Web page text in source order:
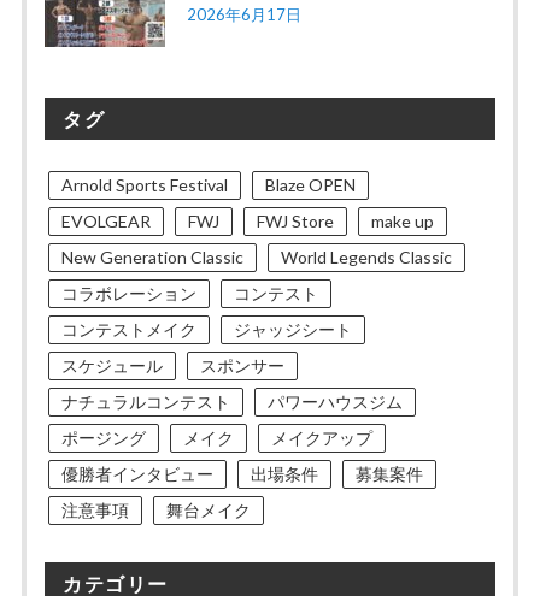
2026年6月17日
タグ
Arnold Sports Festival
Blaze OPEN
EVOLGEAR
FWJ FWJ Store
make up
New Generation Classic
World Legends Classic
コラボレーション
コンテスト
コンテストメイク
ジャッジシート
スケジュール
スポンサー
ナチュラルコンテスト
パワーハウスジム
ポージング
メイク
メイクアップ
優勝者インタビュー
出場条件
募集案件
注意事項
舞台メイク
カテゴリー